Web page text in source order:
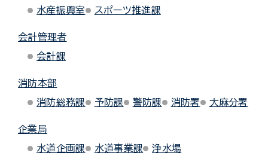
水産振興室
スポーツ推進課
会計管理者
会計課
消防本部
消防総務課
予防課 警防課 消防署 大麻分署
企業局
水道企画課
水道事業課
浄水場